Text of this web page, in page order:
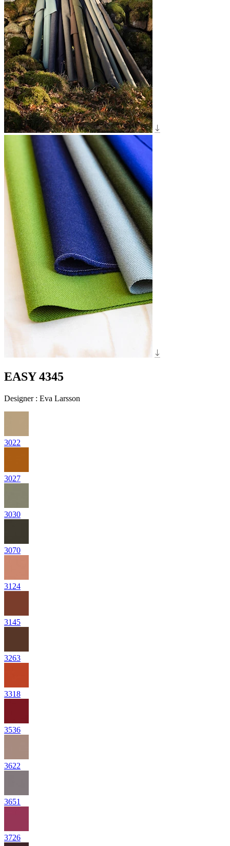
EASY 4345
Designer : Eva Larsson
3022
3027
3030
3070
3124
3145
3263
3318
3536
3622
3651
3726